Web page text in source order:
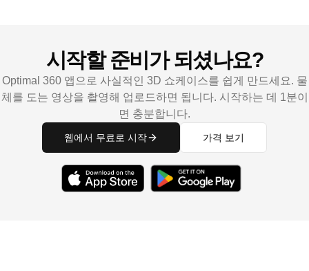
시작할 준비가 되셨나요?
Optimal 360 앱으로 사실적인 3D 쇼케이스를 쉽게 만드세요. 물
체를 도는 영상을 촬영해 업로드하면 됩니다. 시작하는 데 1분이
면 충분합니다.
웹에서 무료로 시작 가격 보기